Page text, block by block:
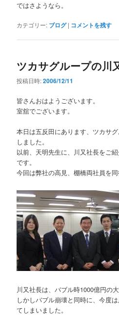
ではさようなら。
カテゴリー: ブログ | コメントを残す
ツカサグループの川
投稿日時:2006/12/11
皆さんおはようございます。
室舘でございます。
本日は五反田にあります、ツカサ
しました。
以前、天明先生に、川又社長をご
です。
今回は弊社の高見、棚橋両社員を同
川又社長は、バブル時1000億円の大
しかしバブル崩壊と同時に、今度
てしまいました。